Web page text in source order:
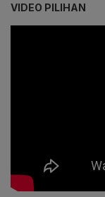
VIDEO PILIHAN